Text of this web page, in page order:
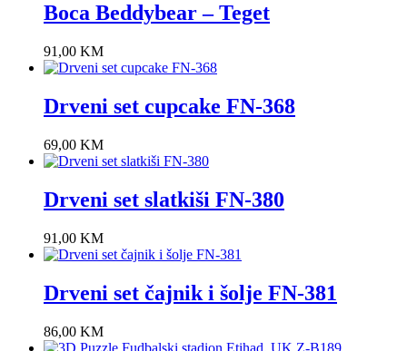
Boca Beddybear – Teget
91,00 KM
Drveni set cupcake FN-368
69,00 KM
Drveni set slatkiši FN-380
91,00 KM
Drveni set čajnik i šolje FN-381
86,00 KM